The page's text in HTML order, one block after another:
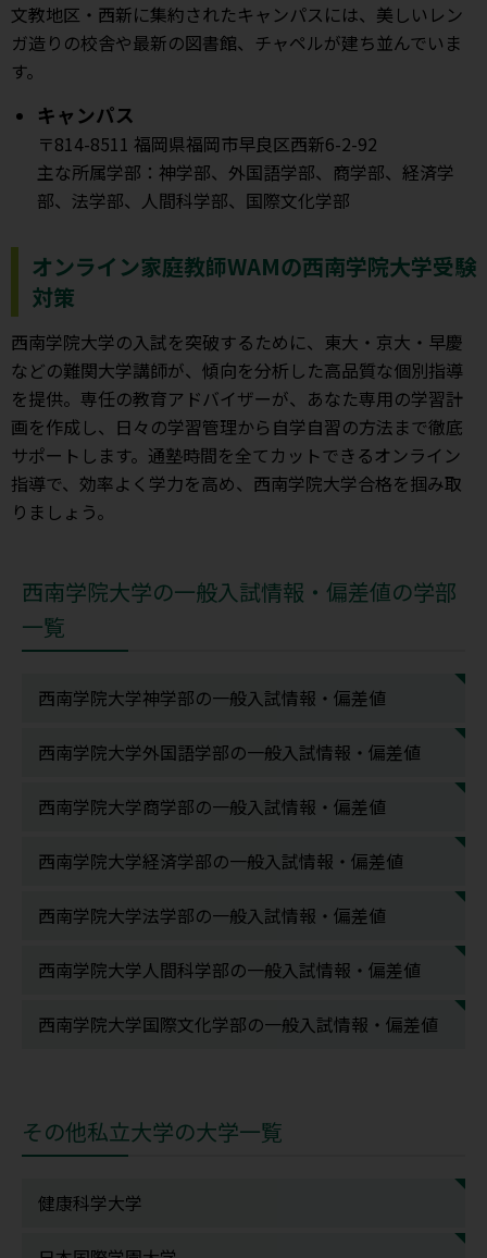
文教地区・西新に集約されたキャンパスには、美しいレン
ガ造りの校舎や最新の図書館、チャペルが建ち並んでいま
す。
キャンパス
〒814-8511 福岡県福岡市早良区西新6-2-92
主な所属学部：神学部、外国語学部、商学部、経済学
部、法学部、人間科学部、国際文化学部
オンライン家庭教師WAMの西南学院大学受験
対策
西南学院大学の入試を突破するために、東大・京大・早慶
などの難関大学講師が、傾向を分析した高品質な個別指導
を提供。専任の教育アドバイザーが、あなた専用の学習計
画を作成し、日々の学習管理から自学自習の方法まで徹底
サポートします。通塾時間を全てカットできるオンライン
指導で、効率よく学力を高め、西南学院大学合格を掴み取
りましょう。
西南学院大学の一般入試情報・偏差値の学部
一覧
西南学院大学神学部の一般入試情報・偏差値
西南学院大学外国語学部の一般入試情報・偏差値
西南学院大学商学部の一般入試情報・偏差値
西南学院大学経済学部の一般入試情報・偏差値
西南学院大学法学部の一般入試情報・偏差値
西南学院大学人間科学部の一般入試情報・偏差値
西南学院大学国際文化学部の一般入試情報・偏差値
その他私立大学の大学一覧
健康科学大学